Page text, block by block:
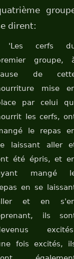
dirent:
'Les cerfs
groupe,
de
mise
par celui
les cerfs,
le repas
laissant aller
été épris, et
mangé
en se
et en
ils
fois excités,